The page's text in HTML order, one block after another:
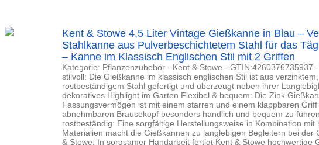
Kent & Stowe 4,5 Liter Vintage Gießkanne in Blau –
Stahlkanne aus Pulverbeschichtetem Stahl für das
– Kanne im Klassisch Englischen Stil mit 2 Griffen
Kategorie: Pflanzenzubehör - Kent & Stowe - GTIN:4260376735937
stilvoll: Die Gießkanne im klassisch englischen Stil ist aus verzinktem,
rostbeständigem Stahl gefertigt und überzeugt neben ihrer
dekoratives Highlight im Garten Flexibel & bequem: Die Zink
Fassungsvermögen ist mit einem starren und einem klappbaren
abnehmbaren Brausekopf besonders handlich und bequem zu
rostbeständig: Eine sorgfältige Herstellungsweise in Kombination mit
Materialien macht die Gießkannen zu langlebigen Begleitern bei der
& Stowe: In sorgsamer Handarbeit fertigt Kent & Stowe hochwertige